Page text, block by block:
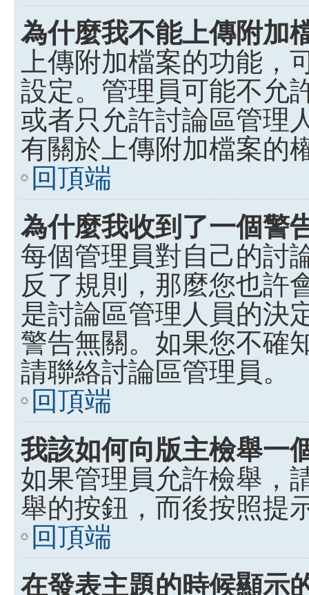
為什麼我不能上傳附加
上傳附加檔案的功能
設定。管理員可能不允
或者只允許討論區管理
有關於上傳附加檔案的
回頂端
為什麼我收到了一個警
每個管理員對自己的討
反了規則，那麼您也許
是討論區管理人員的決
警告無關。如果您不確
請聯絡討論區管理員。
回頂端
我該如何向版主檢舉一
如果管理員允許檢舉，
舉的按鈕，而後按照提
回頂端
在發表主題的時候顯示